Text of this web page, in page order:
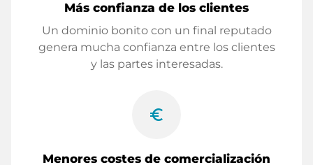
Más confianza de los clientes
Un dominio bonito con un final reputado
genera mucha confianza entre los clientes
y las partes interesadas.
euro_symbol
Menores costes de comercialización